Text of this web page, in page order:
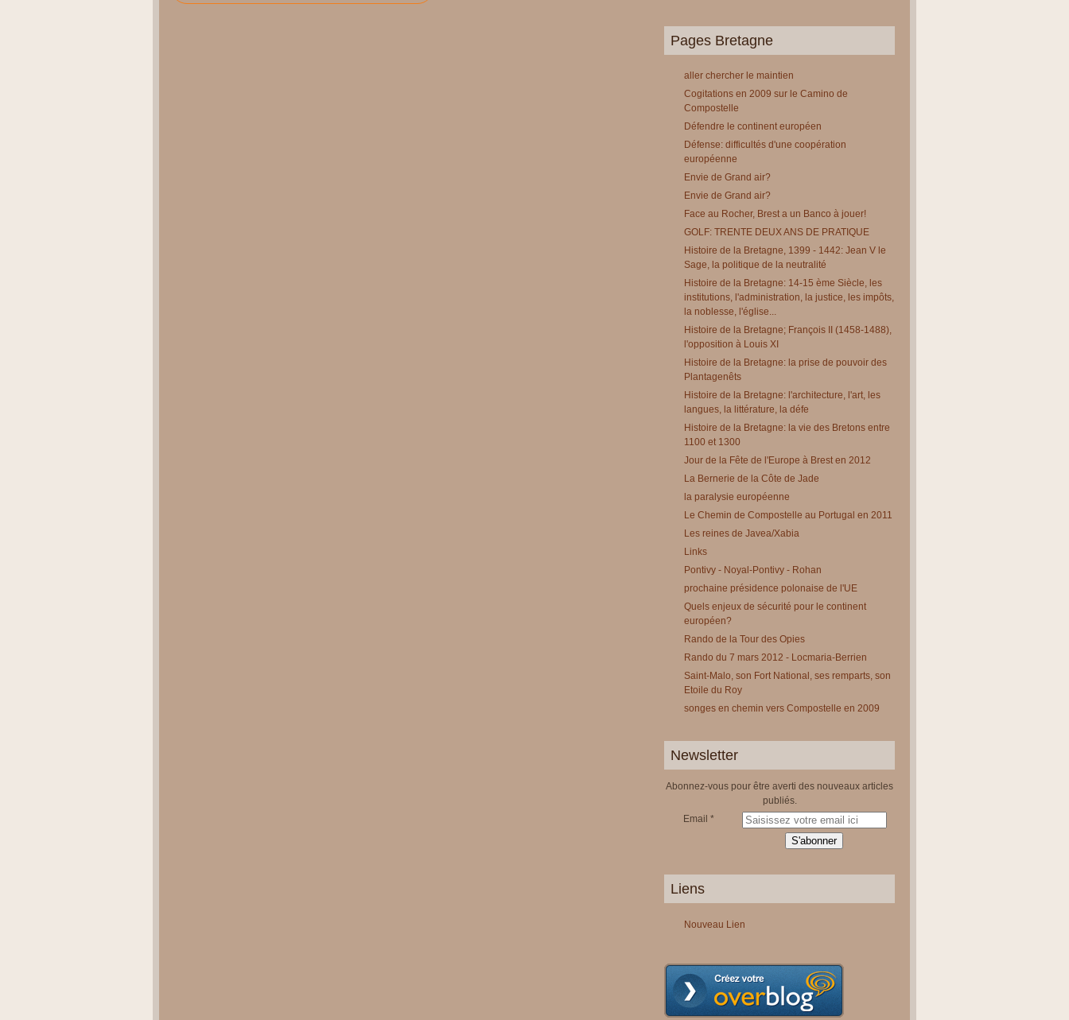
Pages Bretagne
aller chercher le maintien
Cogitations en 2009 sur le Camino de
Compostelle
Défendre le continent européen
Défense: difficultés d'une coopération
européenne
Envie de Grand air?
Envie de Grand air?
Face au Rocher, Brest a un Banco à jouer!
GOLF: TRENTE DEUX ANS DE PRATIQUE
Histoire de la Bretagne, 1399 - 1442: Jean V le
Sage, la politique de la neutralité
Histoire de la Bretagne: 14-15 ème Siècle, les
institutions, l'administration, la justice, les impôts,
la noblesse, l'église...
Histoire de la Bretagne; François II (1458-1488),
l'opposition à Louis XI
Histoire de la Bretagne: la prise de pouvoir des
Plantagenêts
Histoire de la Bretagne: l'architecture, l'art, les
langues, la littérature, la défe
Histoire de la Bretagne: la vie des Bretons entre
1100 et 1300
Jour de la Fête de l'Europe à Brest en 2012
La Bernerie de la Côte de Jade
la paralysie européenne
Le Chemin de Compostelle au Portugal en 2011
Les reines de Javea/Xabia
Links
Pontivy - Noyal-Pontivy - Rohan
prochaine présidence polonaise de l'UE
Quels enjeux de sécurité pour le continent
européen?
Rando de la Tour des Opies
Rando du 7 mars 2012 - Locmaria-Berrien
Saint-Malo, son Fort National, ses remparts, son
Etoile du Roy
songes en chemin vers Compostelle en 2009
Newsletter
Abonnez-vous pour être averti des nouveaux articles
publiés.
Email
Liens
Nouveau Lien